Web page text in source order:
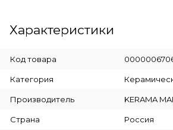
Характеристики
Код товара
Категория
Производитель KERAMA
Страна Россия